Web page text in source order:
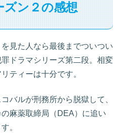
ズン２の感想
を見た人なら最後までついつい
ドラマシリーズ第二段。相変
ティーは十分です。
バルが刑務所から脱獄して、
麻薬取締局（DEA）に追い
。